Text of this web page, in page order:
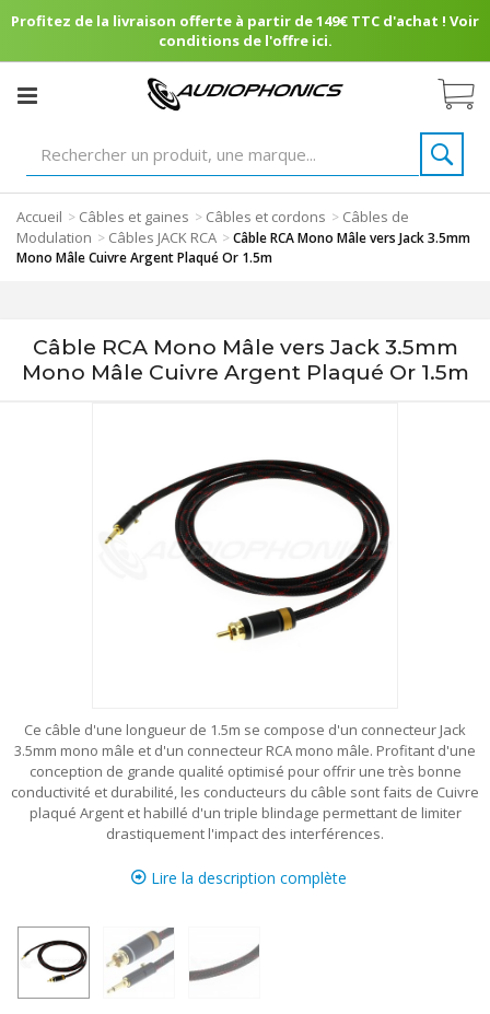
Profitez de la livraison offerte à partir de 149€ TTC d'achat ! Voir
conditions de l'offre ici.
Accueil > Câbles et gaines > Câbles et cordons > Câbles de
Modulation > Câbles JACK RCA >Câble RCA Mono Mâle vers Jack 3.5mm
Mono Mâle Cuivre Argent Plaqué Or 1.5m
Câble RCA Mono Mâle vers Jack 3.5mm
Mono Mâle Cuivre Argent Plaqué Or 1.5m
Ce câble d'une longueur de 1.5m se compose d'un connecteur Jack
3.5mm mono mâle et d'un connecteur RCA mono mâle. Profitant d'une
conception de grande qualité optimisé pour offrir une très bonne
conductivité et durabilité, les conducteurs du câble sont faits de Cuivre
plaqué Argent et habillé d'un triple blindage permettant de limiter
drastiquement l'impact des interférences.
Lire la description complète